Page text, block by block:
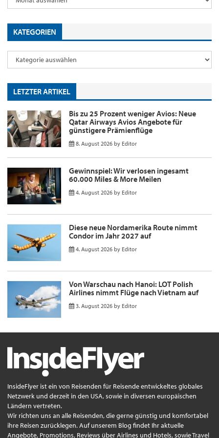
KATEGORIEN
LETZTER ARTIKEL
Bis zu 25 Prozent weniger Avios: Neue
Qatar Airways Avios Angebote für
günstigere Prämienflüge
8. August 2026 by Editor
Gewinnspiel: Wir verlosen ingesamt
60.000 Miles & More Meilen
4. August 2026 by Editor
Diese neue Nordamerika Route nimmt
Condor im Jahr 2027 auf
4. August 2026 by Editor
Von Warschau nach Hanoi: LOT Polish
Airlines nimmt Flüge nach Vietnam auf
3. August 2026 by Editor
InsideFlyer ist ein von Reisenden für Reisende entwickeltes globales
Netzwerk und derzeit in den USA, sowie in diversen europäischen
Ländern vertreten.
Wir richten uns an alle Reisenden, die gerne günstig und komfortabel
ihre Reisen zurücklegen. Auf unserem Blog findet Ihr aktuelle
Angebote, Promotions, Reviews über Airlines und Hotels, sowie Travel